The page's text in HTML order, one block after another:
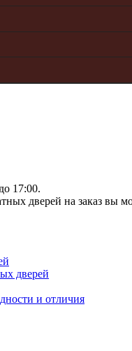
17:00.
дверей на заказ вы
дверей
и отличия